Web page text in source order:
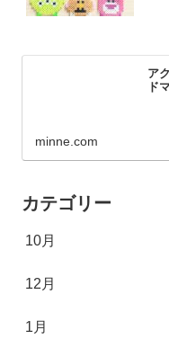
ア
ド
minne.com
カテゴリー
10月
12月
1月